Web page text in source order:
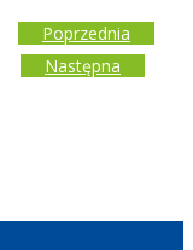
Poprzednia
Następna